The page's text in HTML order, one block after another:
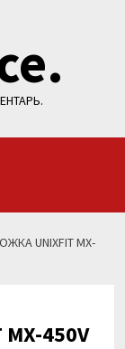
UNIXFIT MX-
450V